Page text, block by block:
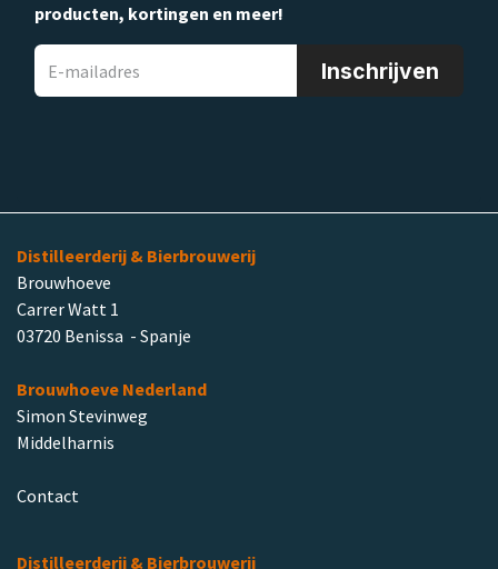
producten, kortingen en meer!
Inschrijven
Distilleerderij & Bierbrouwerij
Brouwhoeve
Carrer Watt 1
03720 Benissa - Spanje
Brouwhoeve Nederland
Simon Stevinweg
Middelharnis
Contact
Distilleerderij & Bierbrouwerij